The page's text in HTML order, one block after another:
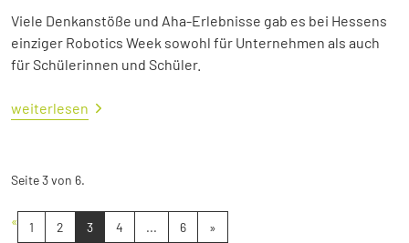
Viele Denkanstöße und Aha-Erlebnisse gab es bei Hessens
einziger Robotics Week sowohl für Unternehmen als auch
für Schülerinnen und Schüler.
weiterlesen
Seite 3 von 6.
« 1 2 3 4 ... 6 »